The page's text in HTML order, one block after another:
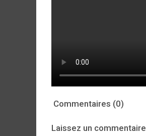
Commentaires (0)
Laissez un commentaire